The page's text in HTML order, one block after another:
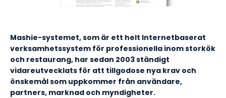
Mashie-systemet, som är ett helt Internetbaserat
verksamhetssystem för professionella inom storkök
och restaurang, har sedan 2003 ständigt
vidareutvecklats för att tillgodose nya krav och
önskemål som uppkommer från användare,
partners, marknad och myndigheter.